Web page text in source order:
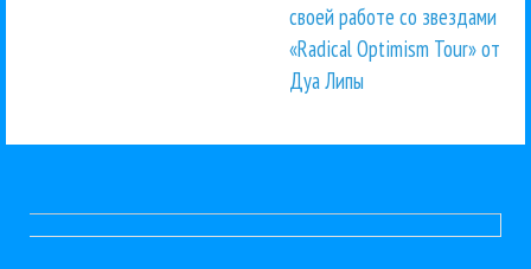
своей работе со звездами
«Radical Optimism Tour» от
Дуа Липы